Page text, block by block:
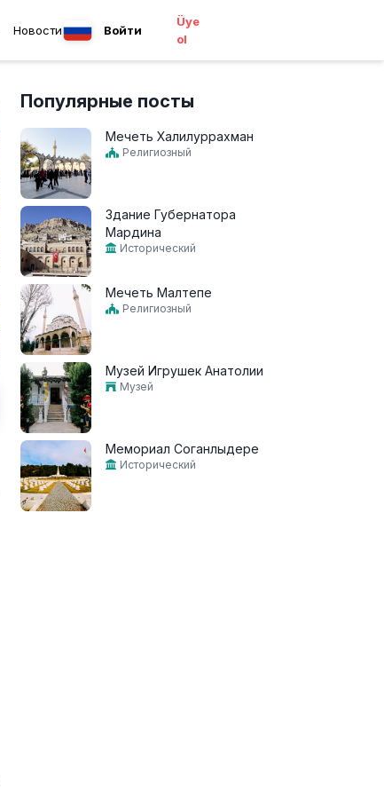
Новости Войти
Üye
ol
Популярные посты
Мечеть Халилуррахман
Религиозный
Здание Губернатора
Мардина
Исторический
Мечеть Малтепе
Религиозный
Музей Игрушек Анатолии
Музей
Мемориал Соганлыдере
Исторический